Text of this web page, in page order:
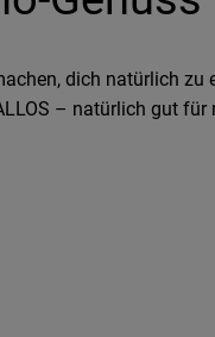
dich natürlich
– natürlich gut für